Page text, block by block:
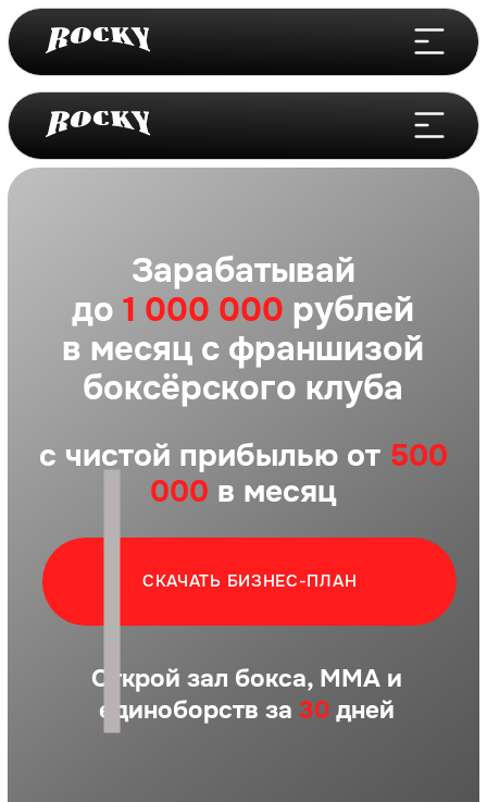
в месяц с франшизой
боксёрского клуба
с чистой прибылью от500
000в месяц
Открой зал бокса, ММА и
единоборств за 30 дней